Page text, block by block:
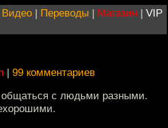
Видео | Переводы | Магазин | VIP
| 99 комментариев
с людьми разными.